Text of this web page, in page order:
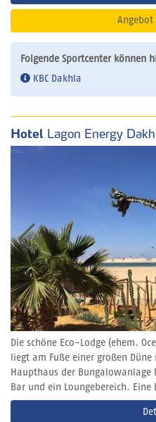
Angebot
Folgende Sportcenter können
KBC Dakhla
Hotel Lagon Energy
Die schöne Eco-Lodge (ehem.
liegt am Fuße einer großen
Haupthaus der
Bar und ein Loungebereich.